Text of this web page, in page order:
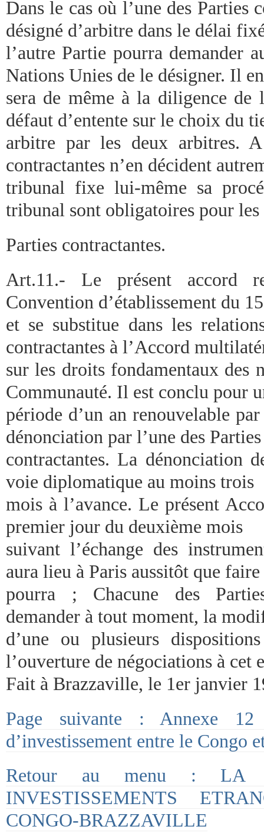
Dans le cas où l’une des Parties
désigné d’arbitre dans le délai
l’autre Partie pourra demander
Nations Unies de le désigner. Il en
sera de même à la diligence de
défaut d’entente sur le choix du
arbitre par les deux arbitres.
contractantes n’en décident
tribunal fixe lui-même sa
tribunal sont obligatoires pour les
Parties contractantes.
Art.11.- Le présent accord
Convention d’établissement du
et se substitue dans les
contractantes à l’Accord
sur les droits fondamentaux des
Communauté. Il est conclu pour
période d’un an renouvelable
dénonciation par l’une des Parties
contractantes. La dénonciation
voie diplomatique au moins trois
mois à l’avance. Le présent
premier jour du deuxième mois
suivant l’échange des
aura lieu à Paris aussitôt que faire
pourra ; Chacune des
demander à tout moment, la
d’une ou plusieurs
l’ouverture de négociations à cet
Fait à Brazzaville, le 1er janvier
Page suivante : Annexe
d’investissement entre le Congo
Retour au menu : LA
INVESTISSEMENTS
CONGO-BRAZZAVILLE